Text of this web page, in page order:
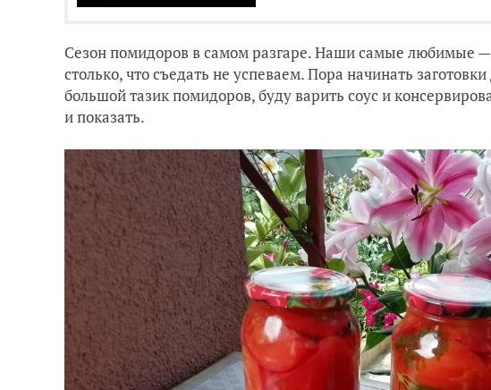
Сезон помидоров в самом разгаре. Наши самые любимые
столько, что съедать не успеваем. Пора начинать
большой тазик помидоров, буду варить соус и
и показать.